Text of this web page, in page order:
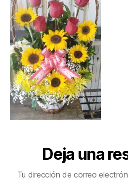
Deja una
Tu dirección de correo